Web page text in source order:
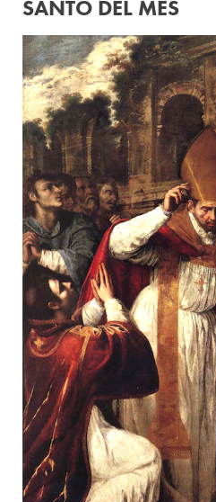
SANTO DEL MES